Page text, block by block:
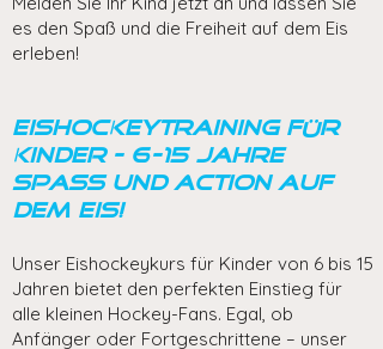
es den Spaß und die Freiheit auf dem Eis
erleben!
Eishockeytraining für
Kinder - 6-15 Jahre
Spass und Action auf
dem Eis!
Unser Eishockeykurs für Kinder von 6 bis 15
Jahren bietet den perfekten Einstieg für
alle kleinen Hockey-Fans. Egal, ob
Anfänger oder Fortgeschrittene – unser